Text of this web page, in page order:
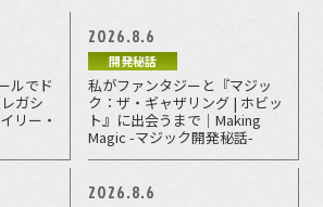
ルでド
ガシ
リー・
2026.8.6
開発秘話
私がファンタジーと『マジッ
ク：ザ・ギャザリング | ホビッ
ト』に出会うまで｜Making
Magic -マジック開発秘話-
2026.8.6